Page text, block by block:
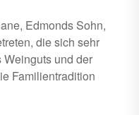
Edmonds Sohn,
die sich sehr
und der
Familientradition